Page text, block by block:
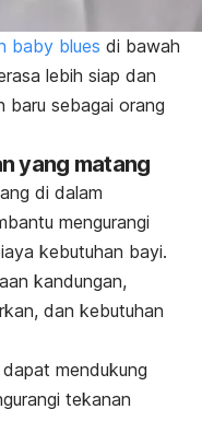
baby blues di bawah
lebih siap dan
baru sebagai orang
yang matang
di dalam
mengurangi
kebutuhan bayi.
kandungan,
dan kebutuhan
mendukung
tekanan